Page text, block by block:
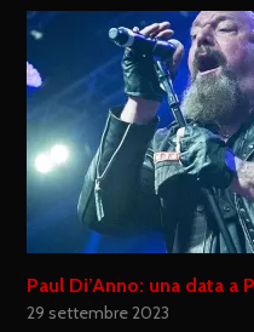
Paul Di’Anno: una data a
29 settembre 2023